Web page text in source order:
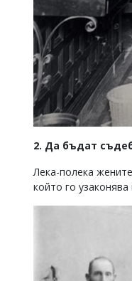
2. Да бъдат
Лека-полека
който го узаконява